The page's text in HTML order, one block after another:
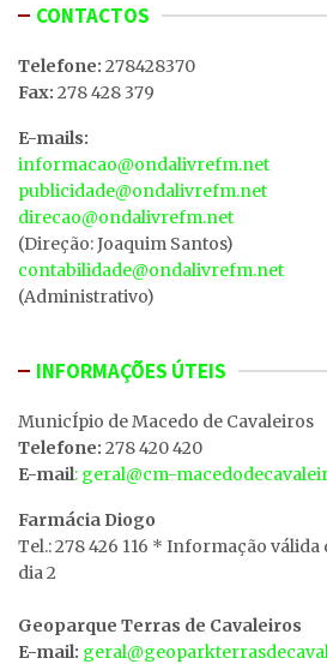
CONTACTOS
Telefone: 278428370
Fax: 278 428 379
E-mails:
informacao@ondalivrefm.net
publicidade@ondalivrefm.net
direcao@ondalivrefm.net
(Direção: Joaquim Santos)
contabilidade@ondalivrefm.net
(Administrativo)
INFORMAÇÕES ÚTEIS
MunicÍpio de Macedo de Cavaleiros
Telefone: 278 420 420
E-mail: geral@cm-
Farmácia Diogo
Tel.: 278 426 116 * Informação válida
dia 2
Geoparque Terras de Cavaleiros
E-mail: